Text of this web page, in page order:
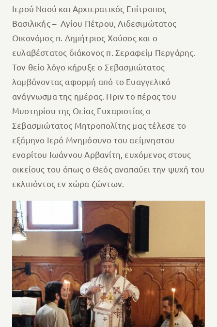
Ιερού Ναού και Αρχιερατικός Επίτροπος
Βασιλικής – Αγίου Πέτρου, Αιδεσιμώτατος
Οικονόμος π. Δημήτριος Χούσος και ο
ευλαβέστατος διάκονος π. Σεραφείμ Περγάρης.
Τον θείο λόγο κήρυξε ο Σεβασμιώτατος
λαμβάνοντας αφορμή από το Ευαγγελικό
ανάγνωσμα της ημέρας. Πριν το πέρας του
Μυστηρίου της Θείας Ευχαριστίας ο
Σεβασμιώτατος Μητροπολίτης μας τέλεσε το
εξάμηνο Ιερό Μνημόσυνο του αείμνηστου
ενορίτου Ιωάννου Αρβανίτη, ευχόμενος στους
οικείους του όπως ο Θεός αναπαύει την ψυχή του
εκλιπόντος εν χώρα ζώντων.